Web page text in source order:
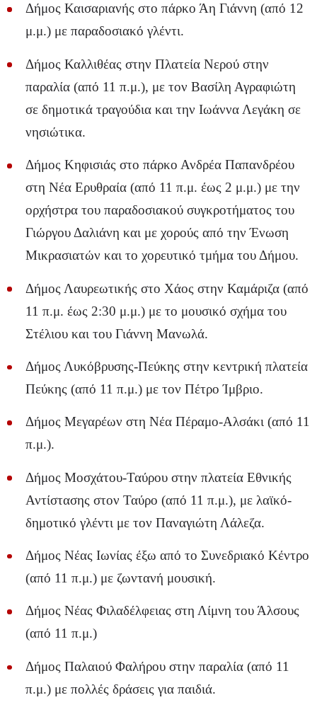
Δήμος Καισαριανής στο πάρκο Άη Γιάννη (από 12
μ.μ.) με παραδοσιακό γλέντι.
Δήμος Καλλιθέας στην Πλατεία Νερού στην
παραλία (από 11 π.μ.), με τον Βασίλη Αγραφιώτη
σε δημοτικά τραγούδια και την Ιωάννα Λεγάκη σε
νησιώτικα.
Δήμος Κηφισιάς στο πάρκο Ανδρέα Παπανδρέου
στη Νέα Ερυθραία (από 11 π.μ. έως 2 μ.μ.) με την
ορχήστρα του παραδοσιακού συγκροτήματος του
Γιώργου Δαλιάνη και με χορούς από την Ένωση
Μικρασιατών και το χορευτικό τμήμα του Δήμου.
Δήμος Λαυρεωτικής στο Χάος στην Καμάριζα (από
11 π.μ. έως 2:30 μ.μ.) με το μουσικό σχήμα του
Στέλιου και του Γιάννη Μανωλά.
Δήμος Λυκόβρυσης-Πεύκης στην κεντρική πλατεία
Πεύκης (από 11 π.μ.) με τον Πέτρο Ίμβριο.
Δήμος Μεγαρέων στη Νέα Πέραμο-Αλσάκι (από 11
π.μ.).
Δήμος Μοσχάτου-Ταύρου στην πλατεία Εθνικής
Αντίστασης στον Ταύρο (από 11 π.μ.), με λαϊκό-
δημοτικό γλέντι με τον Παναγιώτη Λάλεζα.
Δήμος Νέας Ιωνίας έξω από το Συνεδριακό Κέντρο
(από 11 π.μ.) με ζωντανή μουσική.
Δήμος Νέας Φιλαδέλφειας στη Λίμνη του Άλσους
(από 11 π.μ.)
Δήμος Παλαιού Φαλήρου στην παραλία (από 11
π.μ.) με πολλές δράσεις για παιδιά.